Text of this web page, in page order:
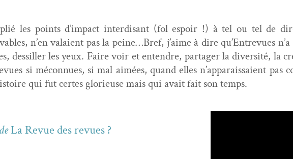
les points d’impact inter­dis­ant (fol espoir !) à tel ou tel de
n’en valaient pas la peine…Bref, j’aime à dire qu’Entrevues
dessiller les yeux. Faire voir et enten­dre, partager la diver­sité, la
si mécon­nues, si mal aimées, quand elles n’apparaissaient pas
qui fut certes glo­rieuse mais qui avait fait son temps.
La Revue des revues ?